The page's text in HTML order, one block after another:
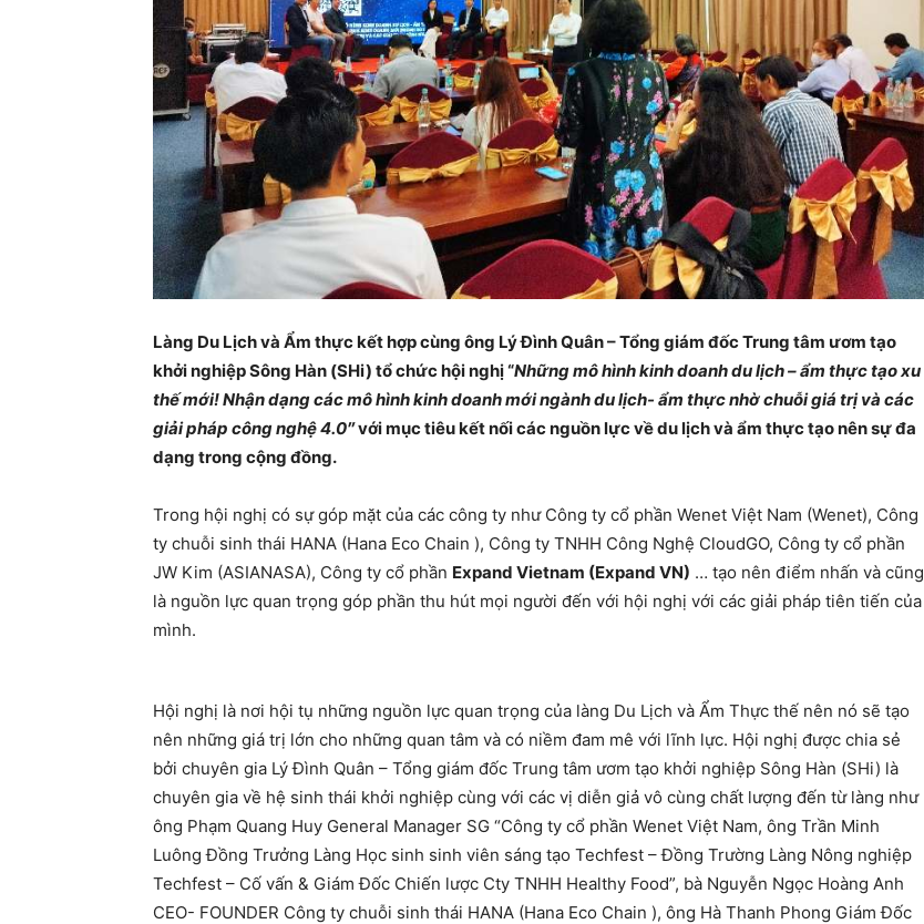
Làng Du Lịch và Ẩm thực kết hợp cùng ông Lý Đình Quân – Tổng giám đốc Trung tâm ươm tạo
khởi nghiệp Sông Hàn (SHi) tổ chức hội nghị “Những mô hình kinh doanh du lịch – ẩm thực tạo xu
thế mới! Nhận dạng các mô hình kinh doanh mới ngành du lịch- ẩm thực nhờ chuỗi giá trị và các
giải pháp công nghệ 4.0″với mục tiêu kết nối các nguồn lực về du lịch và ẩm thực tạo nên sự đa
dạng trong cộng đồng.
Trong hội nghị có sự góp mặt của các công ty như Công ty cổ phần Wenet Việt Nam (Wenet), Công
ty chuỗi sinh thái HANA (Hana Eco Chain ), Công ty TNHH Công Nghệ CloudGO, Công ty cổ phần
JW Kim (ASIANASA), Công ty cổ phần Expand Vietnam (Expand VN) … tạo nên điểm nhấn và cũng
là nguồn lực quan trọng góp phần thu hút mọi người đến với hội nghị với các giải pháp tiên tiến của
mình.
Hội nghị là nơi hội tụ những nguồn lực quan trọng của làng Du Lịch và Ẩm Thực thế nên nó sẽ tạo
nên những giá trị lớn cho những quan tâm và có niềm đam mê với lĩnh lực. Hội nghị được chia sẻ
bởi chuyên gia Lý Đình Quân – Tổng giám đốc Trung tâm ươm tạo khởi nghiệp Sông Hàn (SHi) là
chuyên gia về hệ sinh thái khởi nghiệp cùng với các vị diễn giả vô cùng chất lượng đến từ làng như
ông Phạm Quang Huy General Manager SG “Công ty cổ phần Wenet Việt Nam, ông Trần Minh
Luông Đồng Trưởng Làng Học sinh sinh viên sáng tạo Techfest – Đồng Trường Làng Nông nghiệp
Techfest – Cố vấn & Giám Đốc Chiến lược Cty TNHH Healthy Food”, bà Nguyễn Ngọc Hoàng Anh
CEO- FOUNDER Công ty chuỗi sinh thái HANA (Hana Eco Chain ), ông Hà Thanh Phong Giám Đốc